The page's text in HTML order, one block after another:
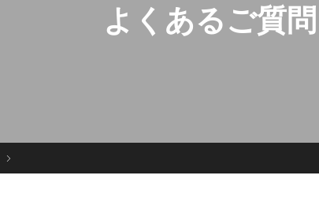
よくあるご質問